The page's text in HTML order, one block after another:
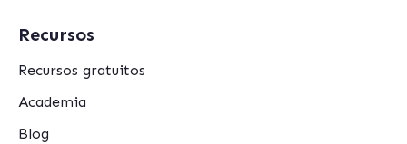
Recursos
Recursos gratuitos
Academia
Blog